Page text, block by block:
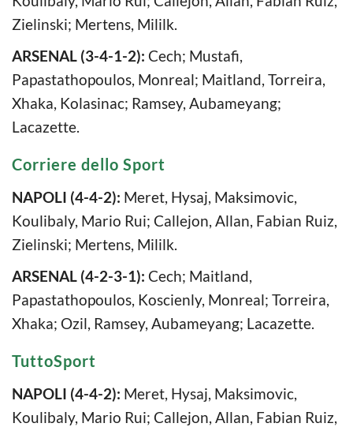
Zielinski; Mertens, Mililk.
ARSENAL (3-4-1-2): Cech; Mustafi,
Papastathopoulos, Monreal; Maitland, Torreira,
Xhaka, Kolasinac; Ramsey, Aubameyang;
Lacazette.
Corriere dello Sport
NAPOLI (4-4-2): Meret, Hysaj, Maksimovic,
Koulibaly, Mario Rui; Callejon, Allan, Fabian Ruiz,
Zielinski; Mertens, Mililk.
ARSENAL (4-2-3-1): Cech; Maitland,
Papastathopoulos, Koscienly, Monreal; Torreira,
Xhaka; Ozil, Ramsey, Aubameyang; Lacazette.
TuttoSport
NAPOLI (4-4-2): Meret, Hysaj, Maksimovic,
Koulibaly, Mario Rui; Callejon, Allan, Fabian Ruiz,